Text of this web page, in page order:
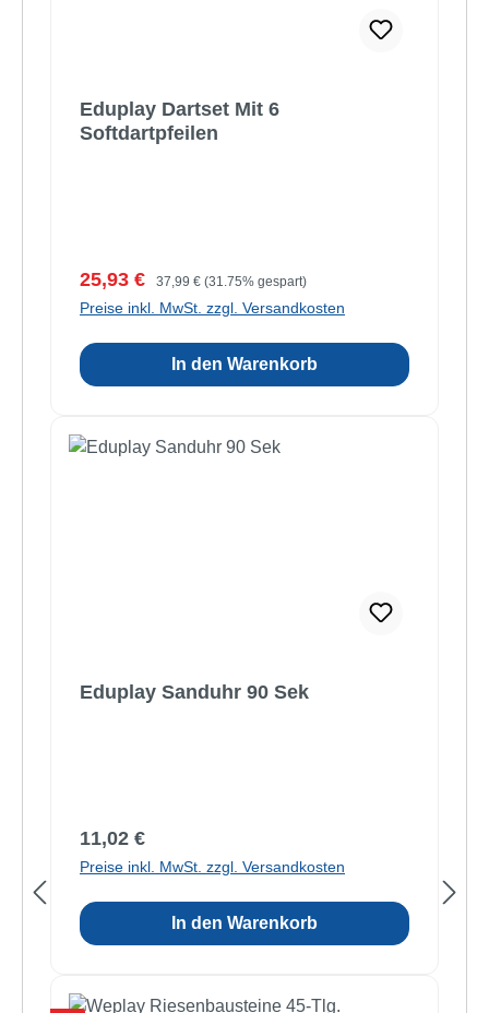
Eduplay Dartset Mit 6
Softdartpfeilen
Verkaufspreis:
25,93 € Regulärer Preis:
37,99 € (31.75% gespart)
Preise inkl. MwSt. zzgl. Versandkosten
In den Warenkorb
Eduplay Sanduhr 90 Sek
Regulärer Preis:
11,02 €
Preise inkl. MwSt. zzgl. Versandkosten
In den Warenkorb